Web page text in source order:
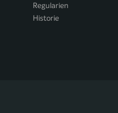
Regularien
Historie